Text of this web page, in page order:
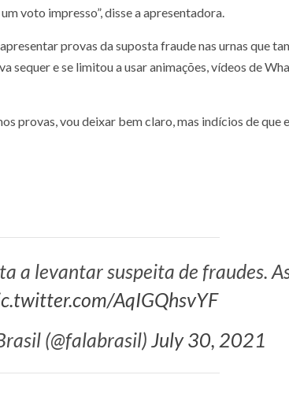
voto impresso”, disse a apresentadora.
provas da suposta fraude nas urnas que
e se limitou a usar animações, vídeos de
provas, vou deixar bem claro, mas indícios de
a levantar suspeita de fraudes.
AqIGQhsvYF
(@falabrasil) July 30, 2021